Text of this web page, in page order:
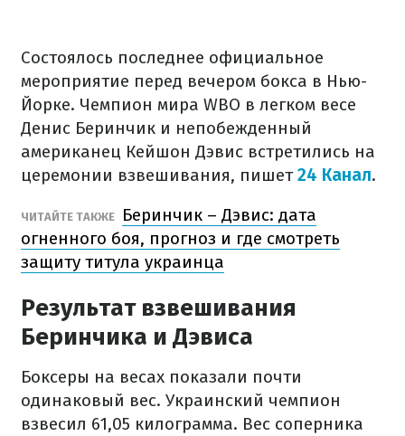
Состоялось последнее официальное
мероприятие перед вечером бокса в Нью-
Йорке. Чемпион мира WBO в легком весе
Денис Беринчик и непобежденный
американец Кейшон Дэвис встретились на
церемонии взвешивания, пишет24 Канал.
ЧИТАЙТЕ ТАКЖЕ
Беринчик – Дэвис: дата
огненного боя, прогноз и где смотреть
защиту титула украинца
Результат взвешивания
Беринчика и Дэвиса
Боксеры на весах показали почти
одинаковый вес. Украинский чемпион
взвесил 61,05 килограмма. Вес соперника